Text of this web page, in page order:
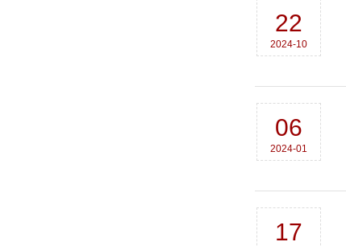
22
2024-10
06
2024-01
17